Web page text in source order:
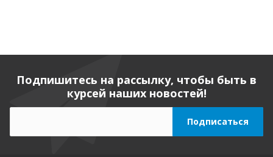
Подпишитесь на рассылку, чтобы быть в
курсей наших новостей!